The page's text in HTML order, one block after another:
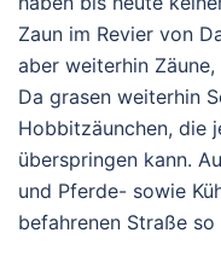
Zaun im Revier von
aber weiterhin
Da grasen weiterhin
Hobbitzäunchen, die
überspringen kann.
und Pferde- sowie
befahrenen Straße